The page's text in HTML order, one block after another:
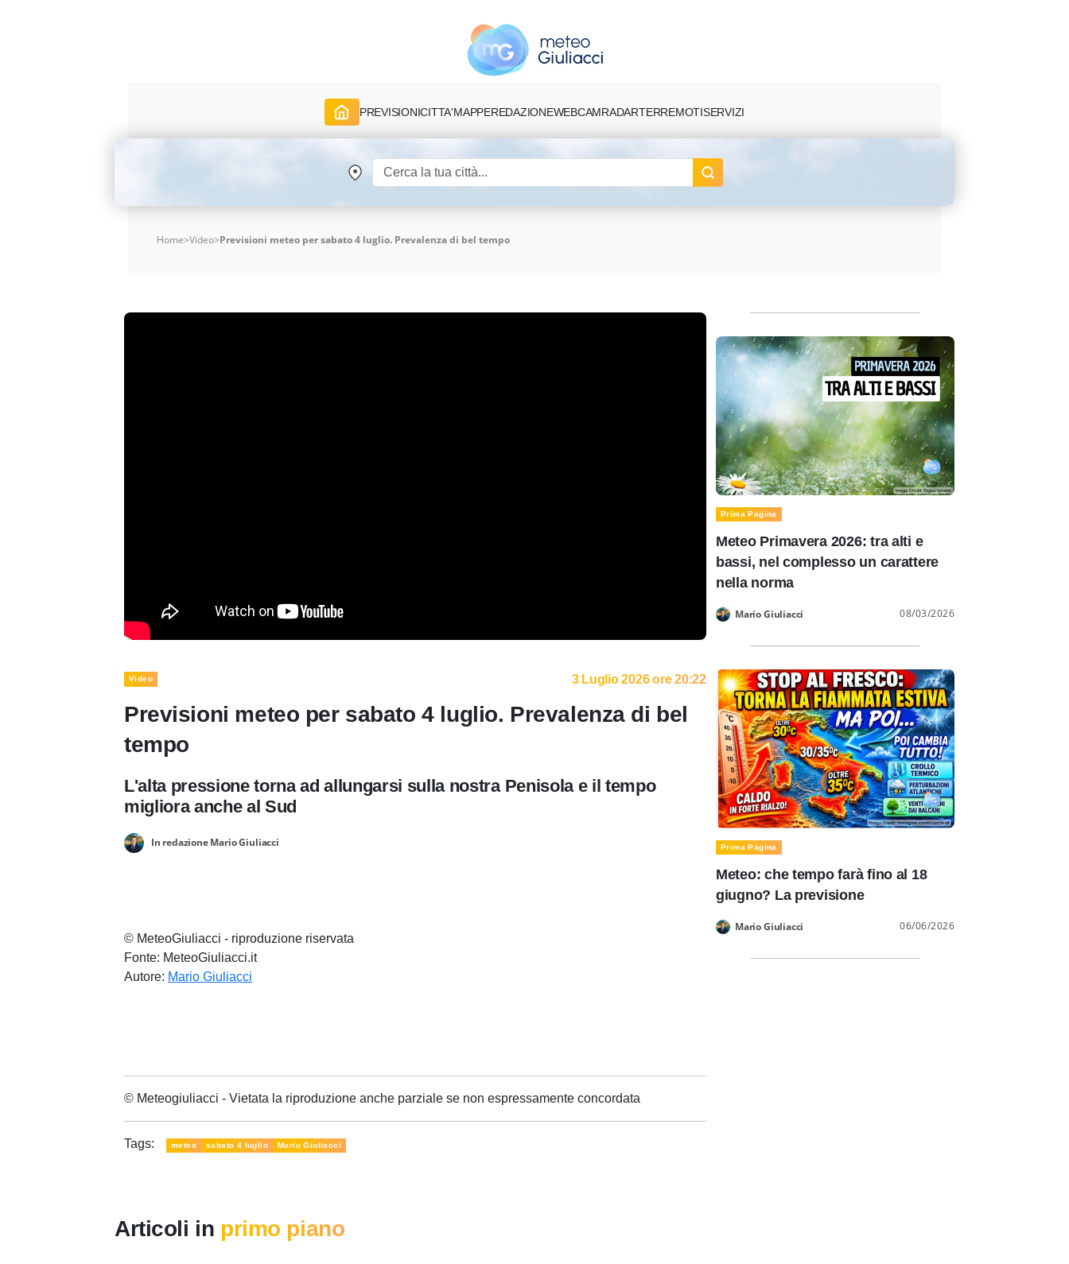
PREVISIONICITTA'MAPPEREDAZIONEWEBCAMRADARTERREMOTISERVIZI
Home>Video>Previsioni meteo per sabato 4 luglio. Prevalenza di bel tempo
Video 3 Luglio 2026 ore 20:22
Previsioni meteo per sabato 4 luglio. Prevalenza di bel
tempo
L'alta pressione torna ad allungarsi sulla nostra Penisola e il tempo
migliora anche al Sud
In redazione Mario Giuliacci
© MeteoGiuliacci - riproduzione riservata
Fonte: MeteoGiuliacci.it
Autore: Mario Giuliacci
© Meteogiuliacci - Vietata la riproduzione anche parziale se non espressamente concordata
Tags: meteo sabato 4 luglio Mario Giuliacci
Prima Pagina
Meteo Primavera 2026: tra alti e
bassi, nel complesso un carattere
nella norma
Mario Giuliacci 08/03/2026
Prima Pagina
Meteo: che tempo farà fino al 18
giugno? La previsione
Mario Giuliacci 06/06/2026
Articoli in primo piano